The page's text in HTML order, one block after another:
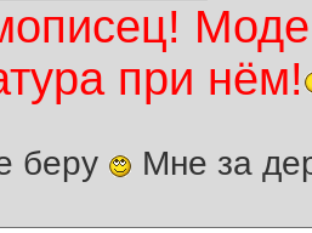
при нём!
беру Мне за